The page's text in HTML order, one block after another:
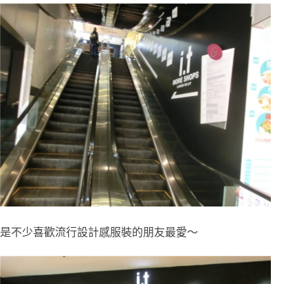
是不少喜歡流行設計感服裝的朋友最愛～